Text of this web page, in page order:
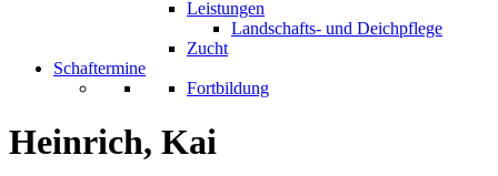
Leistungen
Landschafts- und Deichpflege
Zucht
Schaftermine
Fortbildung
Heinrich, Kai